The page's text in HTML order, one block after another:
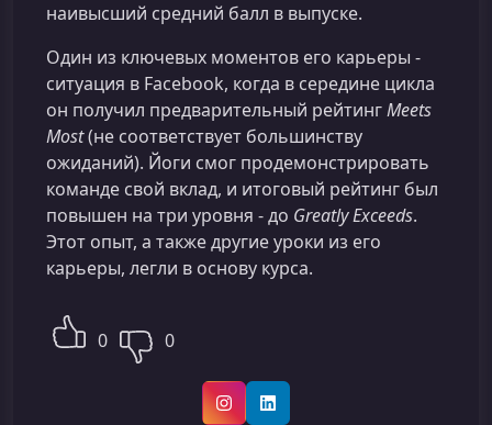
наивысший средний балл в выпуске.
Один из ключевых моментов его карьеры -
ситуация в Facebook, когда в середине цикла
он получил предварительный рейтингMeets
Most(не соответствует большинству
ожиданий). Йоги смог продемонстрировать
команде свой вклад, и итоговый рейтинг был
повышен на три уровня - до Greatly Exceeds.
Этот опыт, а также другие уроки из его
карьеры, легли в основу курса.
0 0
InstagramLinkedIn